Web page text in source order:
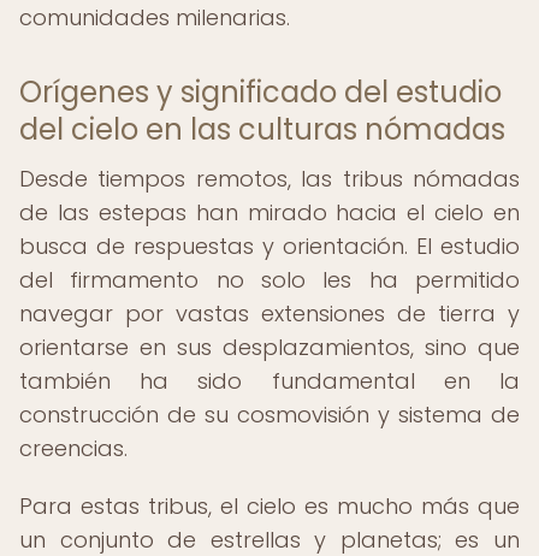
comunidades milenarias.
Orígenes y significado del estudio
del cielo en las culturas nómadas
Desde tiempos remotos, las tribus nómadas
de las estepas han mirado hacia el cielo en
busca de respuestas y orientación. El estudio
del firmamento no solo les ha permitido
navegar por vastas extensiones de tierra y
orientarse en sus desplazamientos, sino que
también ha sido fundamental en la
construcción de su cosmovisión y sistema de
creencias.
Para estas tribus, el cielo es mucho más que
un conjunto de estrellas y planetas; es un